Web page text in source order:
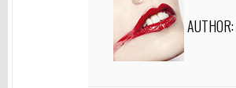
AUTHOR: